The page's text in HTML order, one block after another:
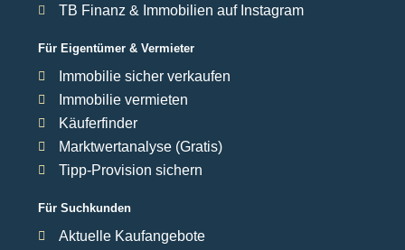
TB Finanz & Immobilien auf Instagram
Für Eigentümer & Vermieter
Immobilie sicher verkaufen
Immobilie vermieten
Käuferfinder
Marktwertanalyse (Gratis)
Tipp-Provision sichern
Für Suchkunden
Aktuelle Kaufangebote